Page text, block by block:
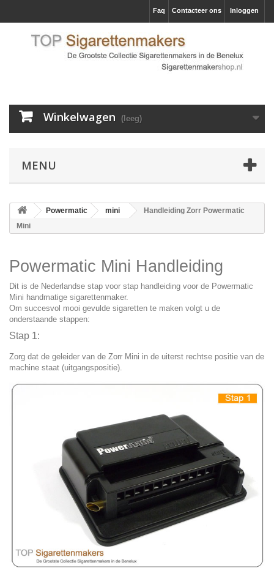
Inloggen
Contacteer ons
Faq
Winkelwagen (leeg)
MENU
Powermatic mini
Handleiding Zorr Powermatic
Mini
Powermatic Mini Handleiding
Dit is de Nederlandse stap voor stap handleiding voor de Powermatic
Mini handmatige sigarettenmaker.
Om succesvol mooi gevulde sigaretten te maken volgt u de
onderstaande stappen:
Stap 1:
Zorg dat de geleider van de Zorr Mini in de uiterst rechtse positie van de
machine staat (uitgangspositie).